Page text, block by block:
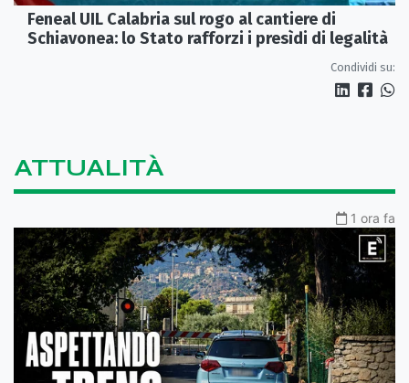
Feneal UIL Calabria sul rogo al cantiere di
Schiavonea: lo Stato rafforzi i presìdi di legalità
Condividi su:
ATTUALITÀ
1 ora fa